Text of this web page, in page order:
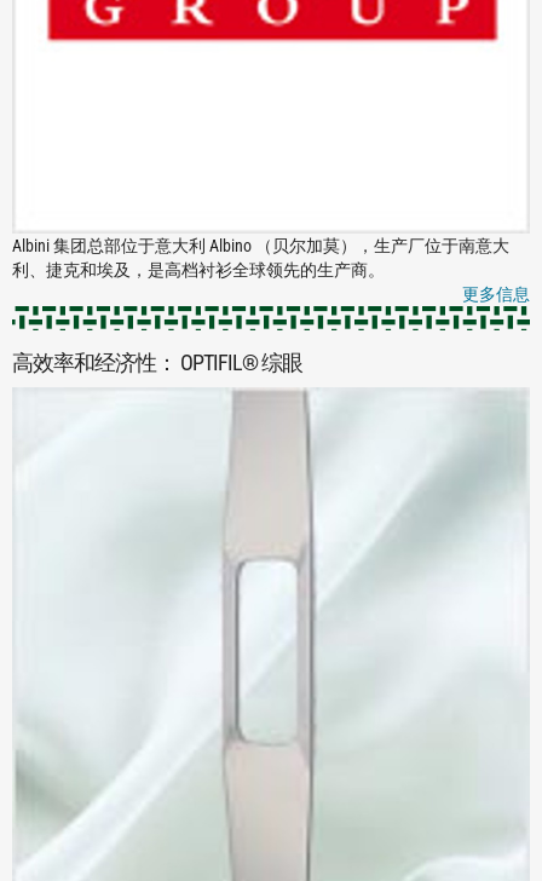
Albini 集团总部位于意大利 Albino （贝尔加莫），生产厂位于南意大
利、捷克和埃及，是高档衬衫全球领先的生产商。
更多信息
高效率和经济性： OPTIFIL® 综眼